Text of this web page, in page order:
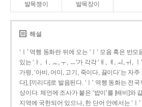
발목쟁이 발목장이
해설
‘ㅣ’ 역행 동화란 뒤에 오는 ‘ㅣ’ 모음 혹은 반모
있는 ‘ㅏ, ㅓ, ㅗ, ㅜ, ㅡ’가 각각 ‘ㅐ, ㅔ, ㅚ, ㅟ,
가령, ‘아비, 어미, 고기, 죽이다, 끓이다’는 자주
다], [끼리다]로 발음된다. ‘ㅣ’ 역행 동화는 전
상이다. 체언에 조사가 붙은 ‘밥이’를 [배비]와
지역에 국한되어 있으나, 한 단어 안에서는 ‘ㅣ